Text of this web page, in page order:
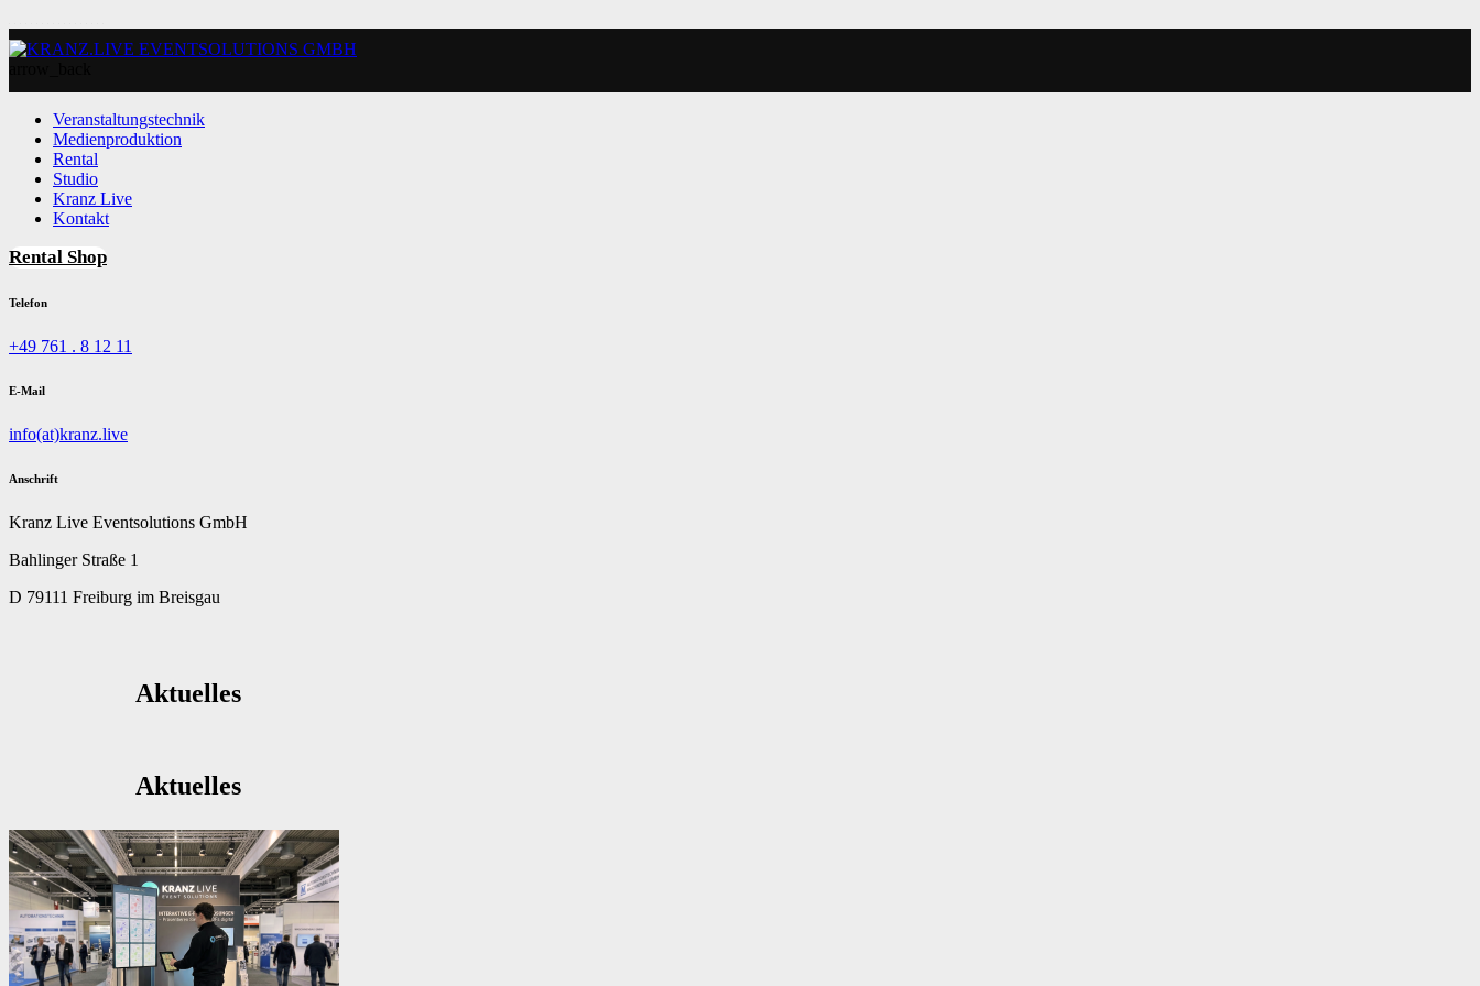
Veranstaltungstechnik
Medienproduktion
Rental
Studio
Kranz Live
Kontakt
Rental Shop
Telefon
+49 761 . 8 12 11
E-Mail
info(at)kranz.live
Anschrift
Kranz Live Eventsolutions GmbH
Bahlinger Straße 1
D 79111 Freiburg im Breisgau
Aktuelles
Aktuelles